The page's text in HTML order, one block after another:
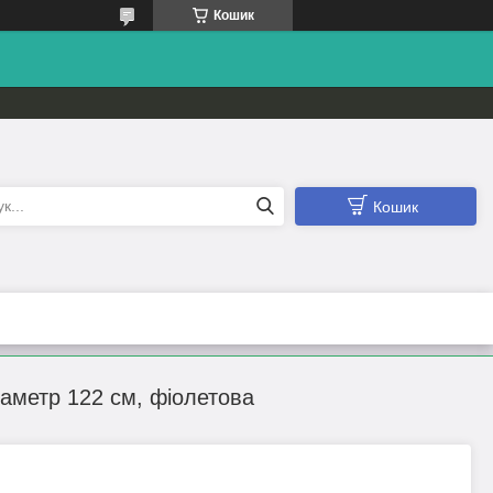
Кошик
Кошик
122 см, фіолетова